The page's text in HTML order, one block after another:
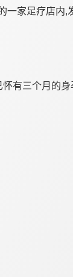
一家足疗店内
有三个月的身